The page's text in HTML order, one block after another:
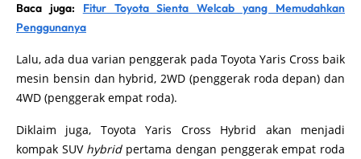
Baca juga: Fitur Toyota Sienta Welcab yang Memudahkan
Penggunanya
Lalu, ada dua varian penggerak pada Toyota Yaris Cross baik
mesin bensin dan hybrid, 2WD (penggerak roda depan) dan
4WD (penggerak empat roda).
Diklaim juga, Toyota Yaris Cross Hybrid akan menjadi
kompak SUV hybridpertama dengan penggerak empat roda